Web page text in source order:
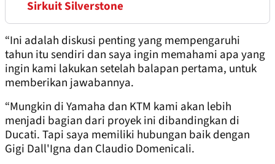
Sirkuit Silverstone
“Ini adalah diskusi penting yang mempengaruhi
tahun itu sendiri dan saya ingin memahami apa yang
ingin kami lakukan setelah balapan pertama, untuk
memberikan jawabannya.
“Mungkin di Yamaha dan KTM kami akan lebih
menjadi bagian dari proyek ini dibandingkan di
Ducati. Tapi saya memiliki hubungan baik dengan
Gigi Dall'Igna dan Claudio Domenicali.